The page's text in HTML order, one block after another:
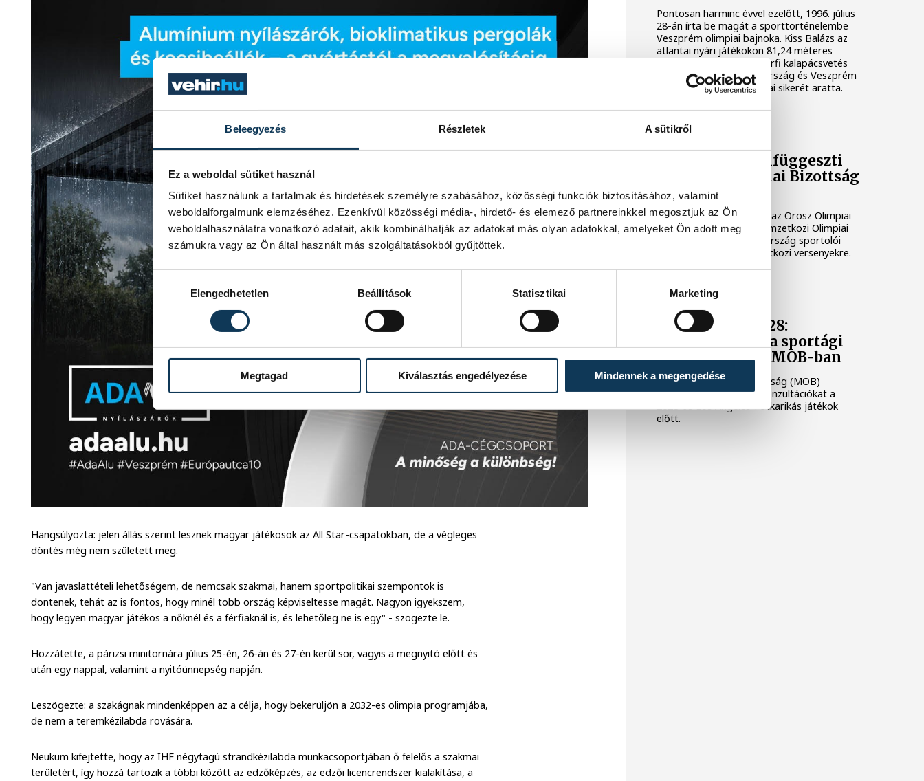
Beleegyezés Részletek A sütikről
Ez a weboldal sütiket használ
Sütiket használunk a tartalmak és hirdetések személyre szabásához, közösségi funkciók biztosításához, valamint
weboldalforgalmunk elemzéséhez. Ezenkívül közösségi média-, hirdető- és elemező partnereinkkel megosztjuk az Ön
weboldalhasználatra vonatkozó adatait, akik kombinálhatják az adatokat más olyan adatokkal, amelyeket Ön adott meg
számukra vagy az Ön által használt más szolgáltatásokból gyűjtöttek.
Hozzájárulás kiválasztása
Elengedhetetlen
Beállítások Statisztikai Marketing
Megtagad Kiválasztás engedélyezése Mindennek a megengedése
Hangsúlyozta: jelen állás szerint lesznek magyar játékosok az All Star-csapatokban, de a végleges
döntés még nem született meg.
"Van javaslattételi lehetőségem, de nemcsak szakmai, hanem sportpolitikai szempontok is
döntenek, tehát az is fontos, hogy minél több ország képviseltesse magát. Nagyon igyekszem,
hogy legyen magyar játékos a nőknél és a férfiaknál is, és lehetőleg ne is egy" - szögezte le.
Hozzátette, a párizsi minitornára július 25-én, 26-án és 27-én kerül sor, vagyis a megnyitó előtt és
után egy nappal, valamint a nyitóünnepség napján.
Leszögezte: a szakágnak mindenképpen az a célja, hogy bekerüljön a 2032-es olimpia programjába,
de nem a teremkézilabda rovására.
Neukum kifejtette, hogy az IHF négytagú strandkézilabda munkacsoportjában ő felelős a szakmai
területért, így hozzá tartozik a többi között az edzőképzés, az edzői licencrendszer kialakítása, a
Pontosan harminc évvel ezelőtt, 1996. július
28-án írta be magát a sporttörténelembe
Veszprém olimpiai bajnoka. Kiss Balázs az
atlantai nyári játékokon 81,24 méteres
dobással megnyerte a férfi kalapácsvetés
döntőjét, ezzel Magyarország és Veszprém
egyik legnagyobb atlétikai sikerét aratta.
ORSZÁG-VILÁG
Átmenetileg felfüggeszti
az Orosz Olimpiai Bizottság
eltiltását a NOB
Átmenetileg felfüggeszti az Orosz Olimpiai
Bizottság eltiltását a Nemzetközi Olimpiai
Bizottság (NOB), és az ország sportolói
visszatérhetnek a nemzetközi versenyekre.
LOS ANGELES 2028
Los Angeles 2028:
megkezdődtek a sportági
konzultációk a MOB-ban
A Magyar Olimpiai Bizottság (MOB)
megkezdte a sportági konzultációkat a
2028-as Los Angeles-i ötkarikás játékok
előtt.